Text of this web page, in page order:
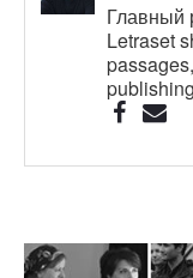
Главный
Letraset